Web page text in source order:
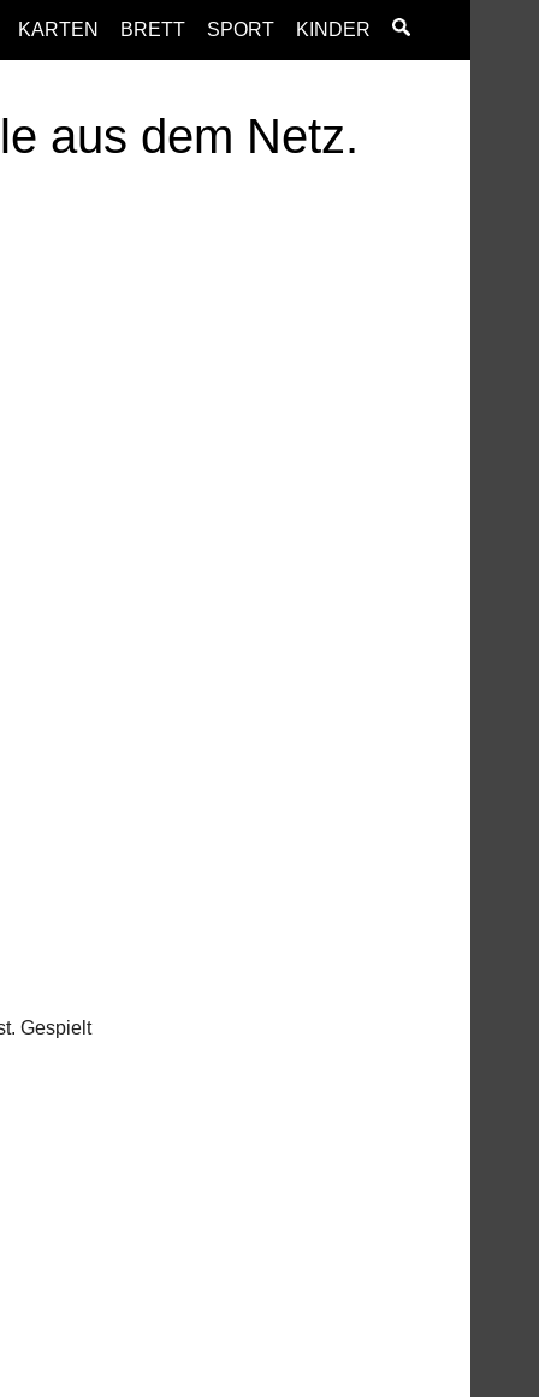
KARTEN BRETT SPORT KINDER
aus dem Netz.
Gespielt